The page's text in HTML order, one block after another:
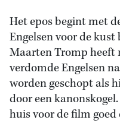
Het epos begint met
Engelsen voor de
Maarten Tromp heeft
verdomde Engelsen
worden geschopt als
door een
huis voor de film goed